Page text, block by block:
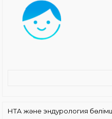
НТА және эндурология